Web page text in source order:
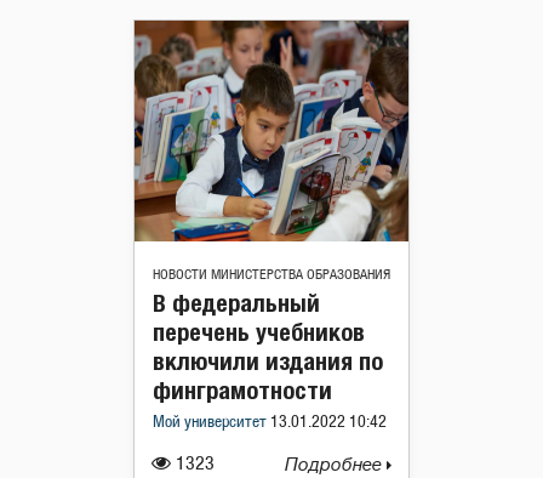
НОВОСТИ МИНИСТЕРСТВА ОБРАЗОВАНИЯ
1323
В федеральный
перечень учебников
включили издания по
финграмотности
Мой университет 13.01.2022 10:42
Подробнее